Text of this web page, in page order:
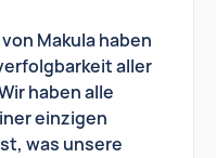
Makula haben
aller
haben alle
einzigen
was unsere